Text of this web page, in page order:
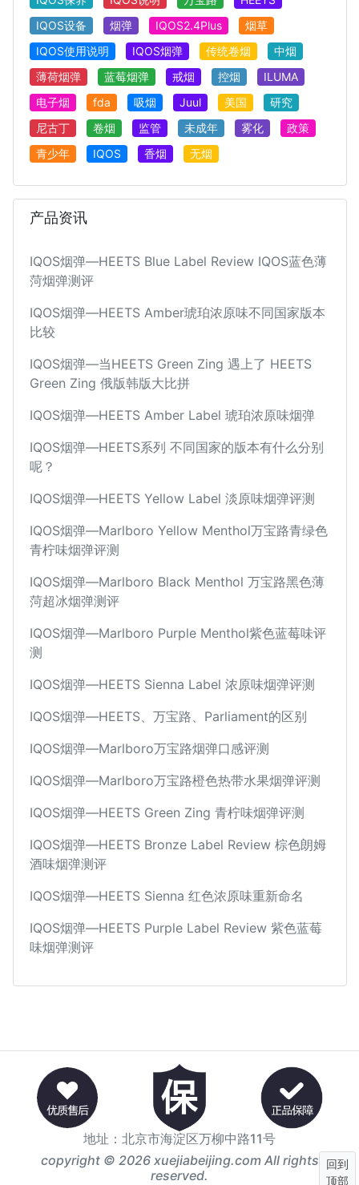
IQOS设备
烟弹 IQOS2.4Plus
烟草
IQOS使用说明
IQOS烟弹 传统卷烟
中烟
薄荷烟弹
蓝莓烟弹 戒烟 控烟
ILUMA
电子烟
fda 吸烟 Juul 美国
研究
尼古丁
卷烟 监管 未成年 雾化
政策
青少年
IQOS 香烟 无烟
产品资讯
IQOS烟弹—HEETS Blue Label Review IQOS蓝色薄
菏烟弹测评
IQOS烟弹—HEETS Amber琥珀浓原味不同国家版本
比较
IQOS烟弹—当HEETS Green Zing 遇上了 HEETS
Green Zing 俄版韩版大比拼
IQOS烟弹—HEETS Amber Label 琥珀浓原味烟弹
IQOS烟弹—HEETS系列 不同国家的版本有什么分别
呢？
IQOS烟弹—HEETS Yellow Label 淡原味烟弹评测
IQOS烟弹—Marlboro Yellow Menthol万宝路青绿色
青柠味烟弹评测
IQOS烟弹—Marlboro Black Menthol 万宝路黑色薄
菏超冰烟弹测评
IQOS烟弹—Marlboro Purple Menthol紫色蓝莓味评
测
IQOS烟弹—HEETS Sienna Label 浓原味烟弹评测
IQOS烟弹—HEETS、万宝路、Parliament的区别
IQOS烟弹—Marlboro万宝路烟弹口感评测
IQOS烟弹—Marlboro万宝路橙色热带水果烟弹评测
IQOS烟弹—HEETS Green Zing 青柠味烟弹评测
IQOS烟弹—HEETS Bronze Label Review 棕色朗姆
酒味烟弹测评
IQOS烟弹—HEETS Sienna 红色浓原味重新命名
IQOS烟弹—HEETS Purple Label Review 紫色蓝莓
味烟弹测评
回到
顶部
地址：北京市海淀区万柳中路11号
copyright © 2026 xuejiabeijing.com All rights
reserved.